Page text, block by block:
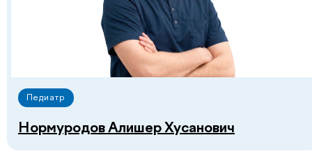
Педиатр
Нормуродов Алишер Хусанович
Есть вопросы?
Оставьте заявку на
консультацию с врачом!